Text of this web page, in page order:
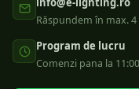
Răspundem în max.
Program de lucru
Comenzi pana la